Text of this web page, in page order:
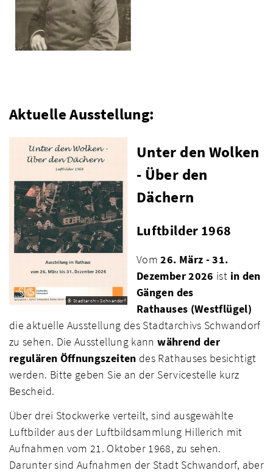
Aktuelle Ausstellung:
© Stadtarchiv Schwandorf
Unter den Wolken
- Über den
Dächern
Luftbilder 1968
Vom26. März - 31.
Dezember 2026 ist in den
Gängen des
Rathauses (Westflügel)
die aktuelle Ausstellung des Stadtarchivs Schwandorf
zu sehen. Die Ausstellung kannwährend der
regulären Öffnungszeiten des Rathauses besichtigt
werden. Bitte geben Sie an der Servicestelle kurz
Bescheid.
Über drei Stockwerke verteilt, sind ausgewählte
Luftbilder aus der Luftbildsammlung Hillerich mit
Aufnahmen vom 21. Oktober 1968, zu sehen.
Darunter sind Aufnahmen der Stadt Schwandorf, aber